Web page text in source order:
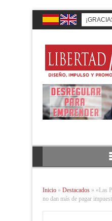
Inicio » Destacados » «Las
no dan más de pagar